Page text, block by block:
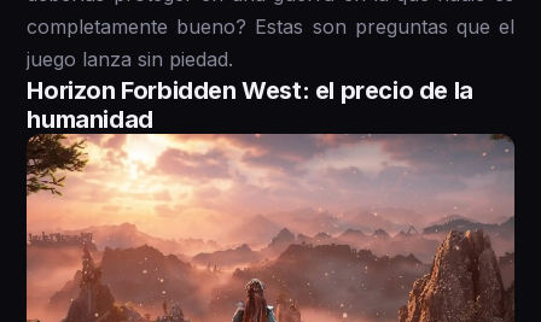
completamente bueno? Estas son preguntas que el
juego lanza sin piedad.
Horizon Forbidden West: el precio de la
humanidad